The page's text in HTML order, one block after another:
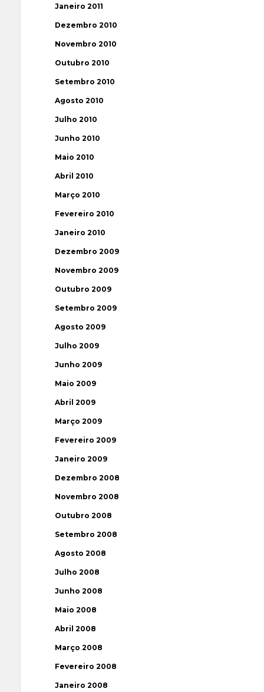
Janeiro 2011
Dezembro 2010
Novembro 2010
Outubro 2010
Setembro 2010
Agosto 2010
Julho 2010
Junho 2010
Maio 2010
Abril 2010
Março 2010
Fevereiro 2010
Janeiro 2010
Dezembro 2009
Novembro 2009
Outubro 2009
Setembro 2009
Agosto 2009
Julho 2009
Junho 2009
Maio 2009
Abril 2009
Março 2009
Fevereiro 2009
Janeiro 2009
Dezembro 2008
Novembro 2008
Outubro 2008
Setembro 2008
Agosto 2008
Julho 2008
Junho 2008
Maio 2008
Abril 2008
Março 2008
Fevereiro 2008
Janeiro 2008